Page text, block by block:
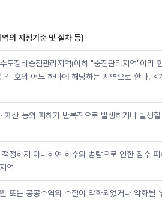
의 지정기준 및 절차 등)
정비중점관리지역(이하 "중점관리지역"이라
각 호의 어느 하나에 해당하는 지역으로 한다. <
재산 등의 피해가 반복적으로 발생하거나 발생
정하지 아니하여 하수의 범람으로 인한 침수 피
역
또는 공공수역의 수질이 악화되었거나 악화될